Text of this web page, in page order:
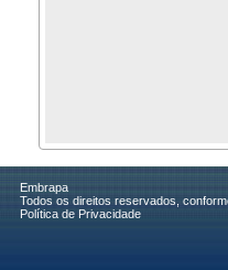
Embrapa
Todos os direitos reservados,
Política de Privacidade